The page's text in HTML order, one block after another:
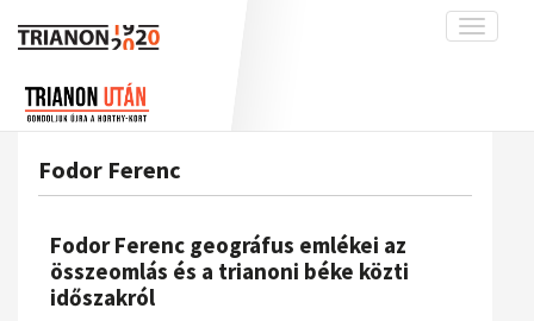
Toggle
A békerendszer megszilárdulása
Galéria
Fodor Ferenc
Fodor Ferenc geográfus emlékei az
összeomlás és a trianoni béke közti
időszakról